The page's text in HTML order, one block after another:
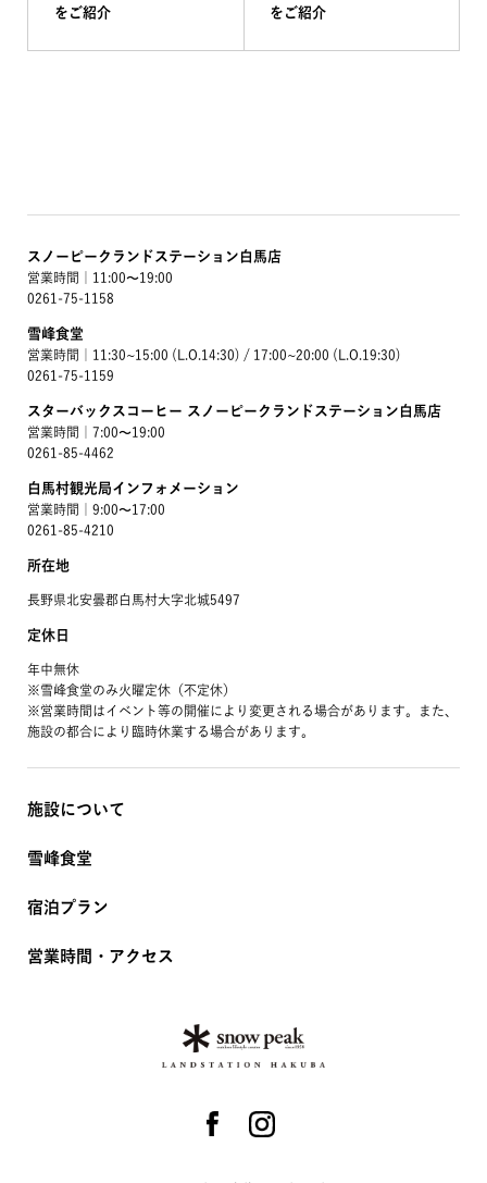
をご紹介
をご紹介
スノーピークランドステーション白馬店
営業時間｜11:00〜19:00
0261-75-1158
雪峰食堂
営業時間｜11:30~15:00 (L.O.14:30) / 17:00~20:00 (L.O.19:30)
0261-75-1159
スターバックスコーヒー スノーピークランドステーション白馬店
営業時間｜7:00〜19:00
0261-85-4462
白馬村観光局インフォメーション
営業時間｜9:00〜17:00
0261-85-4210
所在地
長野県北安曇郡白馬村大字北城5497
定休日
年中無休
※雪峰食堂のみ火曜定休（不定休）
※営業時間はイベント等の開催により変更される場合があります。また、
施設の都合により臨時休業する場合があります。
施設について
雪峰食堂
宿泊プラン
営業時間・アクセス